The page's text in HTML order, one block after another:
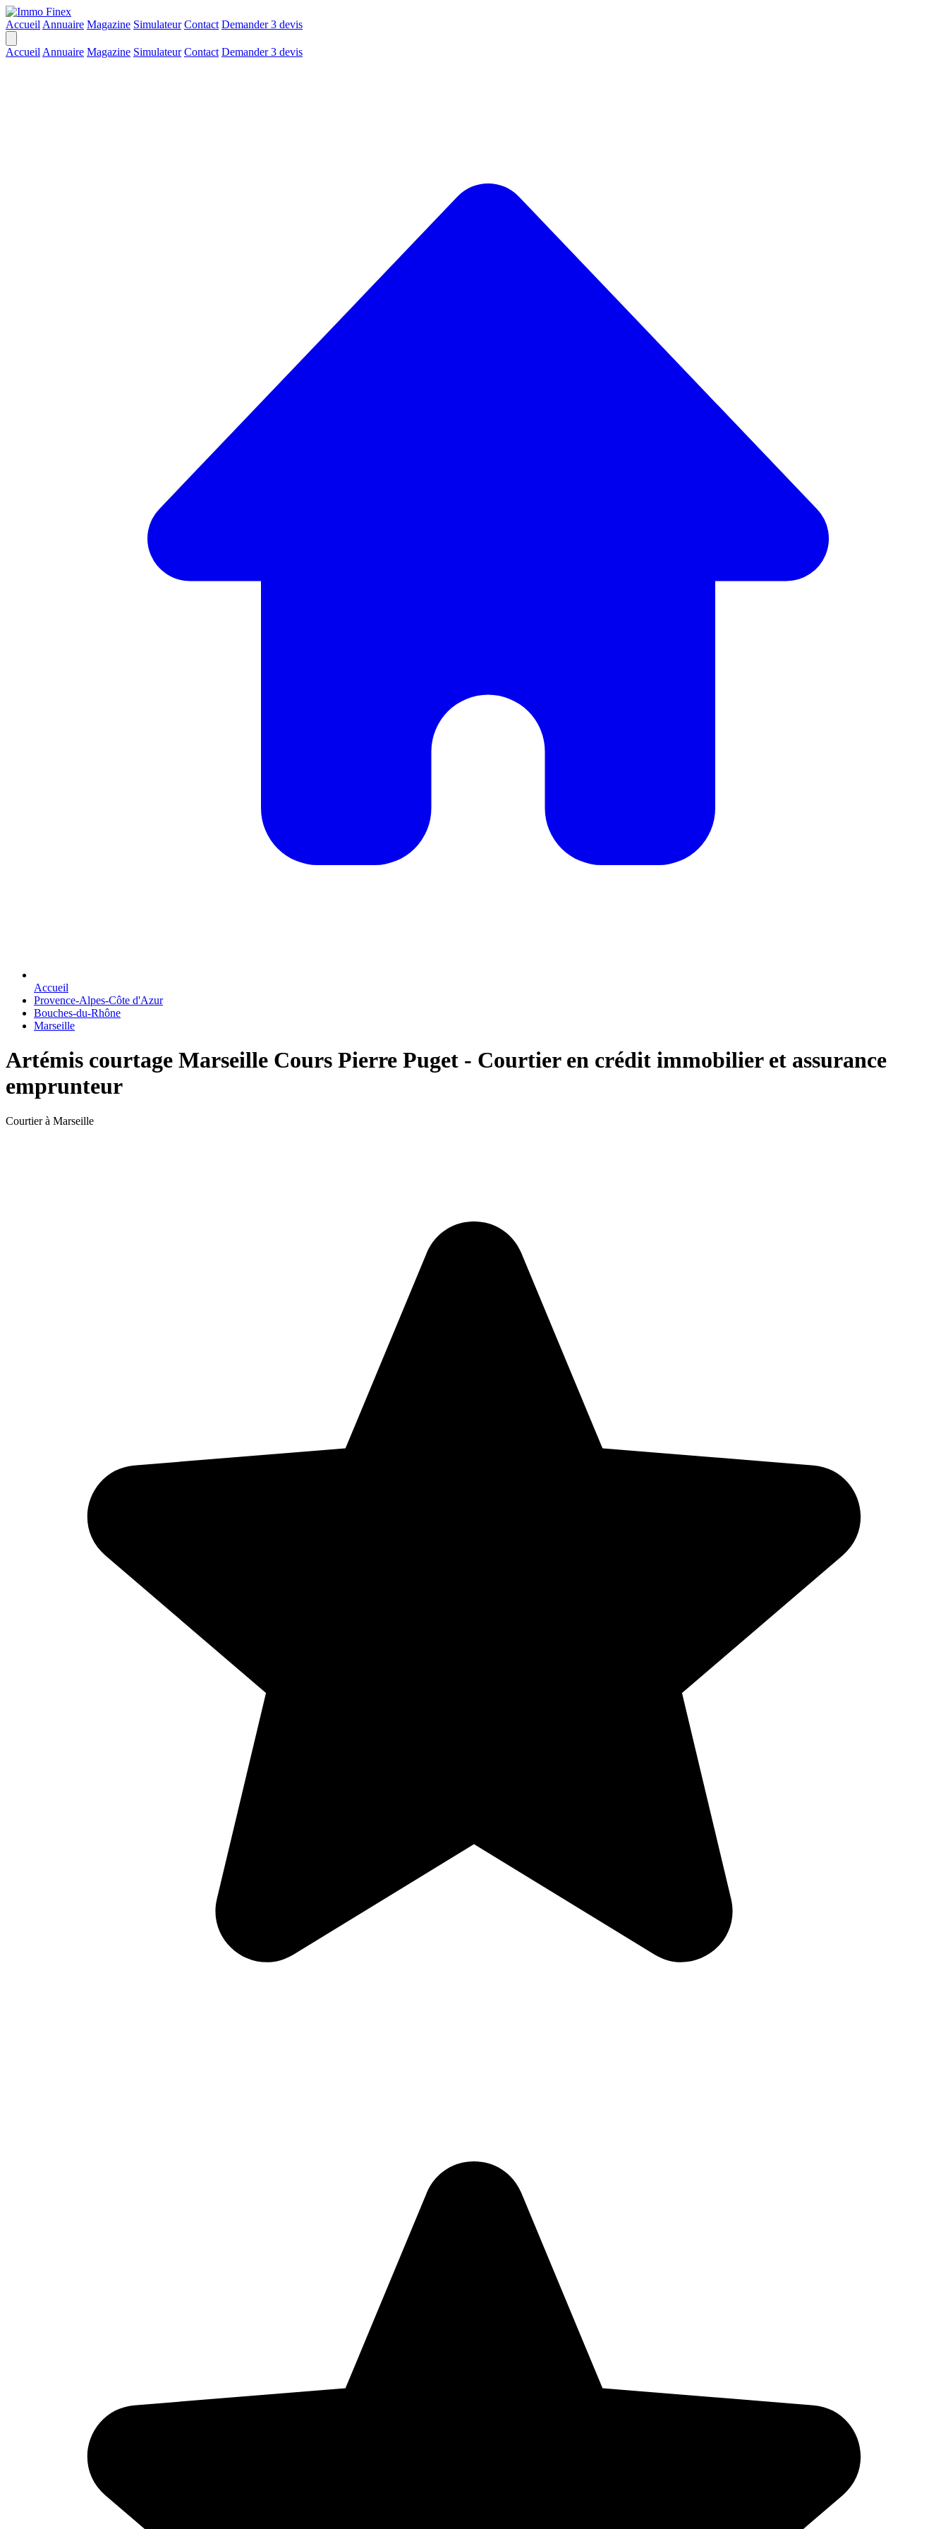
Accueil Annuaire Magazine Simulateur Contact Demander 3 devis
Accueil Annuaire Magazine Simulateur Contact Demander 3 devis
Accueil
Provence-Alpes-Côte d'Azur
Bouches-du-Rhône
Marseille
Artémis courtage Marseille Cours Pierre Puget - Courtier en crédit immobilier et assurance
emprunteur
Courtier à Marseille